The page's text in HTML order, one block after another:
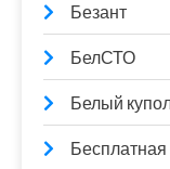
Безант
БелСТО
Белый